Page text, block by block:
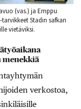
(vas.) ja Emppu
Stadin safkan
vietäviksi.
menekkiä
verkostoa,